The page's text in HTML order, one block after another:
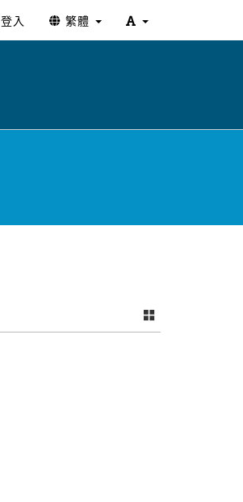
登入 繁體